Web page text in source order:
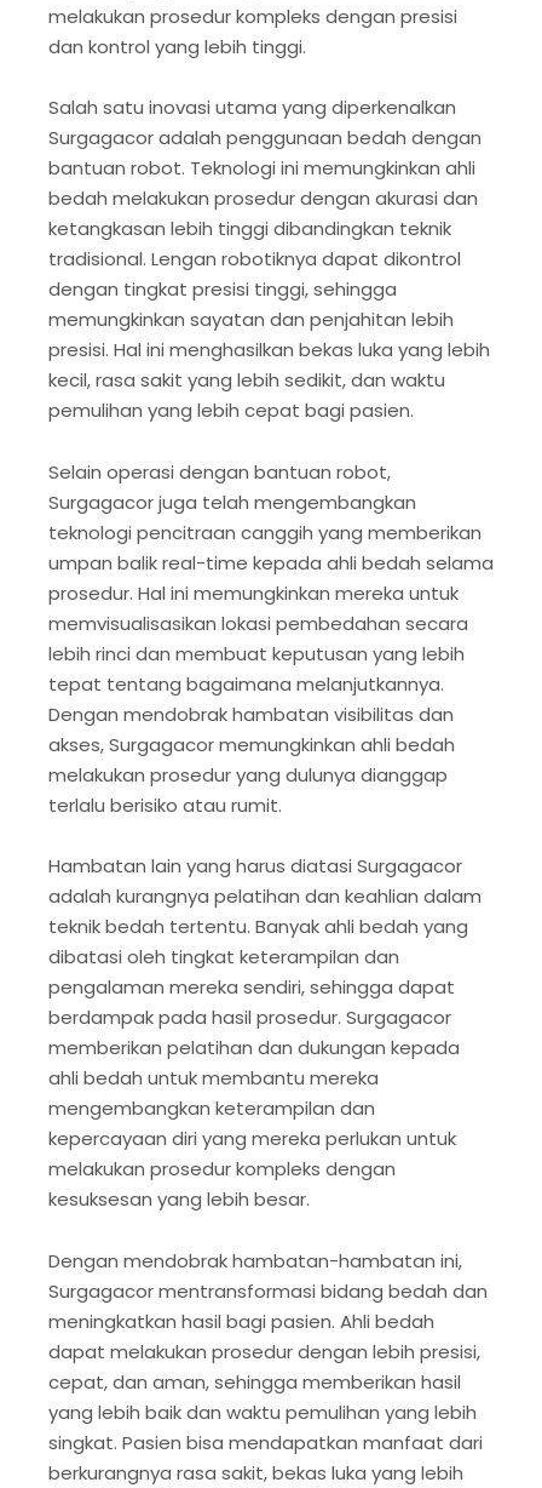
melakukan prosedur kompleks dengan presisi
dan kontrol yang lebih tinggi.
Salah satu inovasi utama yang diperkenalkan
Surgagacor adalah penggunaan bedah dengan
bantuan robot. Teknologi ini memungkinkan ahli
bedah melakukan prosedur dengan akurasi dan
ketangkasan lebih tinggi dibandingkan teknik
tradisional. Lengan robotiknya dapat dikontrol
dengan tingkat presisi tinggi, sehingga
memungkinkan sayatan dan penjahitan lebih
presisi. Hal ini menghasilkan bekas luka yang lebih
kecil, rasa sakit yang lebih sedikit, dan waktu
pemulihan yang lebih cepat bagi pasien.
Selain operasi dengan bantuan robot,
Surgagacor juga telah mengembangkan
teknologi pencitraan canggih yang memberikan
umpan balik real-time kepada ahli bedah selama
prosedur. Hal ini memungkinkan mereka untuk
memvisualisasikan lokasi pembedahan secara
lebih rinci dan membuat keputusan yang lebih
tepat tentang bagaimana melanjutkannya.
Dengan mendobrak hambatan visibilitas dan
akses, Surgagacor memungkinkan ahli bedah
melakukan prosedur yang dulunya dianggap
terlalu berisiko atau rumit.
Hambatan lain yang harus diatasi Surgagacor
adalah kurangnya pelatihan dan keahlian dalam
teknik bedah tertentu. Banyak ahli bedah yang
dibatasi oleh tingkat keterampilan dan
pengalaman mereka sendiri, sehingga dapat
berdampak pada hasil prosedur. Surgagacor
memberikan pelatihan dan dukungan kepada
ahli bedah untuk membantu mereka
mengembangkan keterampilan dan
kepercayaan diri yang mereka perlukan untuk
melakukan prosedur kompleks dengan
kesuksesan yang lebih besar.
Dengan mendobrak hambatan-hambatan ini,
Surgagacor mentransformasi bidang bedah dan
meningkatkan hasil bagi pasien. Ahli bedah
dapat melakukan prosedur dengan lebih presisi,
cepat, dan aman, sehingga memberikan hasil
yang lebih baik dan waktu pemulihan yang lebih
singkat. Pasien bisa mendapatkan manfaat dari
berkurangnya rasa sakit, bekas luka yang lebih